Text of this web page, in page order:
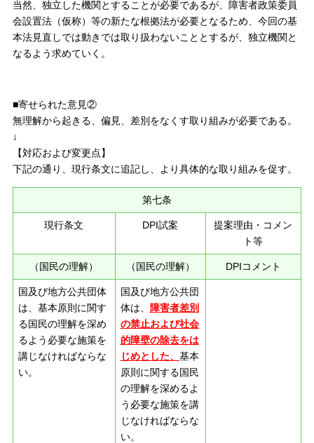
当然、独立した機関とすることが必要であるが、障害者政策委員
会設置法（仮称）等の新たな根拠法が必要となるため、今回の基
本法見直しでは動きでは取り扱わないこととするが、独立機関と
なるよう求めていく。
■寄せられた意見②
無理解から起きる、偏見、差別をなくす取り組みが必要である。
↓
【対応および変更点】
下記の通り、現行条文に追記し、より具体的な取り組みを促す。
第七条
現行条文 DPI試案
提案理由・コメン
ト等
（国民の理解） （国民の理解） DPIコメント
国及び地方公共団体
は、基本原則に関す
る国民の理解を深め
るよう必要な施策を
講じなければならな
い。
国及び地方公共団
体は、
障害者差別
の禁止および社会
的障壁の除去をは
じめとした、 基本
原則に関する国民
の理解を深めるよ
う必要な施策を講
じなければならな
い。